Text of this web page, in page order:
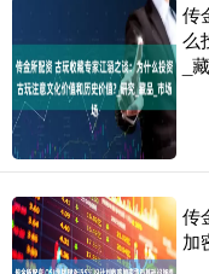
传
么
_
传
加